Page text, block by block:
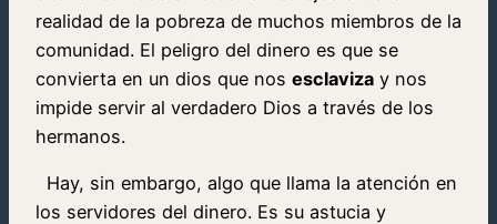
realidad de la pobreza de muchos miembros de la
comunidad. El peligro del dinero es que se
convierta en un dios que nos esclaviza y nos
impide servir al verdadero Dios a través de los
hermanos.
Hay, sin embargo, algo que llama la atención en
los servidores del dinero. Es su astucia y